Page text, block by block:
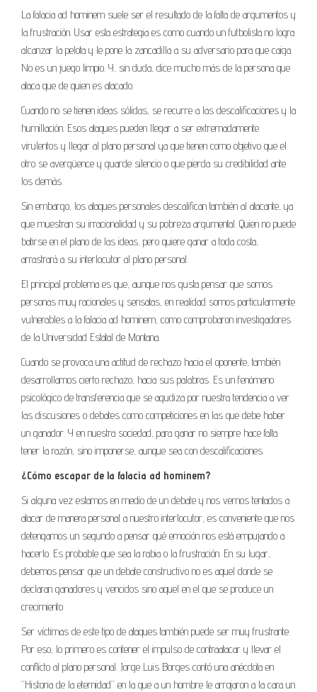
La falacia ad hominem suele ser el resultado de la falta de argumentos y
la frustración. Usar esta estrategia es como cuando un futbolista no logra
alcanzar la pelota y le pone la zancadilla a su adversario para que caiga.
No es un juego limpio. Y, sin duda, dice mucho más de la persona que
ataca que de quien es atacado.
Cuando no se tienen ideas sólidas, se recurre a las descalificaciones y la
humillación. Esos ataques pueden llegar a ser extremadamente
virulentos y llegar al plano personal ya que tienen como objetivo que el
otro se avergüence y guarde silencio o que pierda su credibilidad ante
los demás.
Sin embargo, los ataques personales descalifican también al atacante, ya
que muestran su irracionalidad y su pobreza argumental. Quien no puede
batirse en el plano de las ideas, pero quiere ganar a toda costa,
arrastrará a su interlocutor al plano personal.
El principal problema es que, aunque nos gusta pensar que somos
personas muy racionales y sensatas, en realidad somos particularmente
vulnerables a la falacia ad hominem, como comprobaron investigadores
de la Universidad Estatal de Montana.
Cuando se provoca una actitud de rechazo hacia el oponente, también
desarrollamos cierto rechazo, hacia sus palabras. Es un fenómeno
psicológico de transferencia que se agudiza por nuestra tendencia a ver
las discusiones o debates como competiciones en las que debe haber
un ganador. Y en nuestra sociedad, para ganar no siempre hace falta
tener la razón, sino imponerse, aunque sea con descalificaciones.
¿Cómo escapar de la falacia ad hominem?
Si alguna vez estamos en medio de un debate y nos vemos tentados a
atacar de manera personal a nuestro interlocutor, es conveniente que nos
detengamos un segundo a pensar qué emoción nos está empujando a
hacerlo. Es probable que sea la rabia o la frustración. En su lugar,
debemos pensar que un debate constructivo no es aquel donde se
declaran ganadores y vencidos sino aquel en el que se produce un
crecimiento.
Ser víctimas de este tipo de ataques también puede ser muy frustrante.
Por eso, lo primero es contener el impulso de contraatacar y llevar el
conflicto al plano personal. Jorge Luis Borges contó una anécdota en
“Historia de la eternidad” en la que a un hombre le arrojaron a la cara un